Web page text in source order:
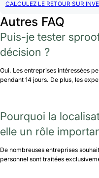
CALCULEZ LE RETOUR SUR
Autres FAQ
Puis-je tester
décision ?
Oui. Les entreprises intéressées
pendant 14 jours. De plus, les
Pourquoi la
elle un rôle
De nombreuses entreprises
personnel sont traitées